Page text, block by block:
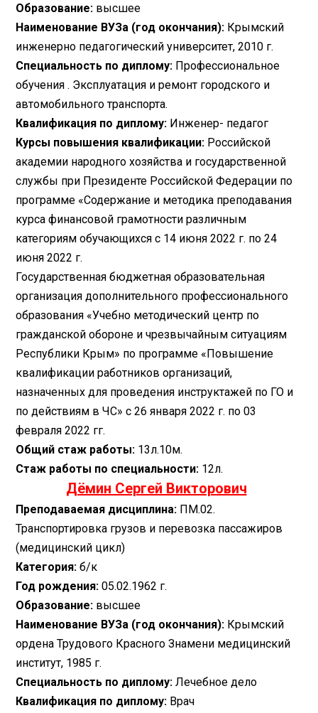
Образование: высшее
Наименование ВУЗа (год окончания): Крымский
инженерно педагогический университет, 2010 г.
Специальность по диплому: Профессиональное
обучения . Эксплуатация и ремонт городского и
автомобильного транспорта.
Квалификация по диплому: Инженер- педагог
Курсы повышения квалификации: Российской
академии народного хозяйства и государственной
службы при Президенте Российской Федерации по
программе «Содержание и методика преподавания
курса финансовой грамотности различным
категориям обучающихся с 14 июня 2022 г. по 24
июня 2022 г.
Государственная бюджетная образовательная
организация дополнительного профессионального
образования «Учебно методический центр по
гражданской обороне и чрезвычайным ситуациям
Республики Крым» по программе «Повышение
квалификации работников организаций,
назначенных для проведения инструктажей по ГО и
по действиям в ЧС» с 26 января 2022 г. по 03
февраля 2022 гг.
Общий стаж работы: 13л.10м.
Стаж работы по специальности: 12л.
Дёмин Сергей Викторович
Преподаваемая дисциплина: ПМ.02.
Транспортировка грузов и перевозка пассажиров
(медицинский цикл)
Категория:б/к
Год рождения:05.02.1962 г.
Образование: высшее
Наименование ВУЗа (год окончания): Крымский
ордена Трудового Красного Знамени медицинский
институт, 1985 г.
Специальность по диплому:Лечебное дело
Квалификация по диплому: Врач